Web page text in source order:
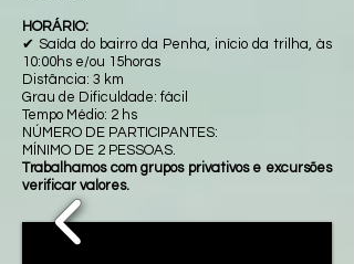
HORÁRIO:
✔ Saída do bairro da Penha, início da trilha, às
10:00hs e/ou 15horas
Distância: 3 km
Grau de Dificuldade: fácil
Tempo Médio: 2 hs
NÚMERO DE PARTICIPANTES:
MÍNIMO DE 2 PESSOAS.
Trabalhamos com grupos privativos e excursões
verificar valores.